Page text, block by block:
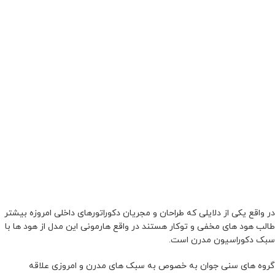
در واقع یکی از دلایلی که طراحان و مجریان دکوراتورهای داخلی امروزه بیشتر
طالب هود های مخفی و توکار هستند در واقع هارمونی این مدل از هود ها با
سبک دکوراسیون مدرن است.
گروه های سنی جوان به خصوص به سبک های مدرن و امروزی علاقه